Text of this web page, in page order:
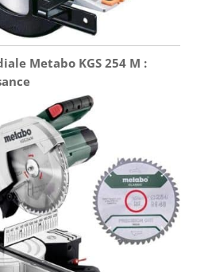
Metabo KGS 254 M :